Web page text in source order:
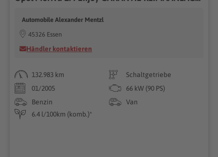
Automobile Alexander Mentzl
45326 Essen
Händler kontaktieren
132.983 km
Schaltgetriebe
01/2005
66 kW (90 PS)
Benzin
Van
6.4 l/100km (komb.)*